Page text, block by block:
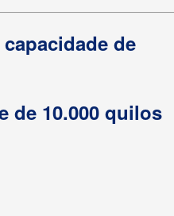
de
de 10.000 quilos